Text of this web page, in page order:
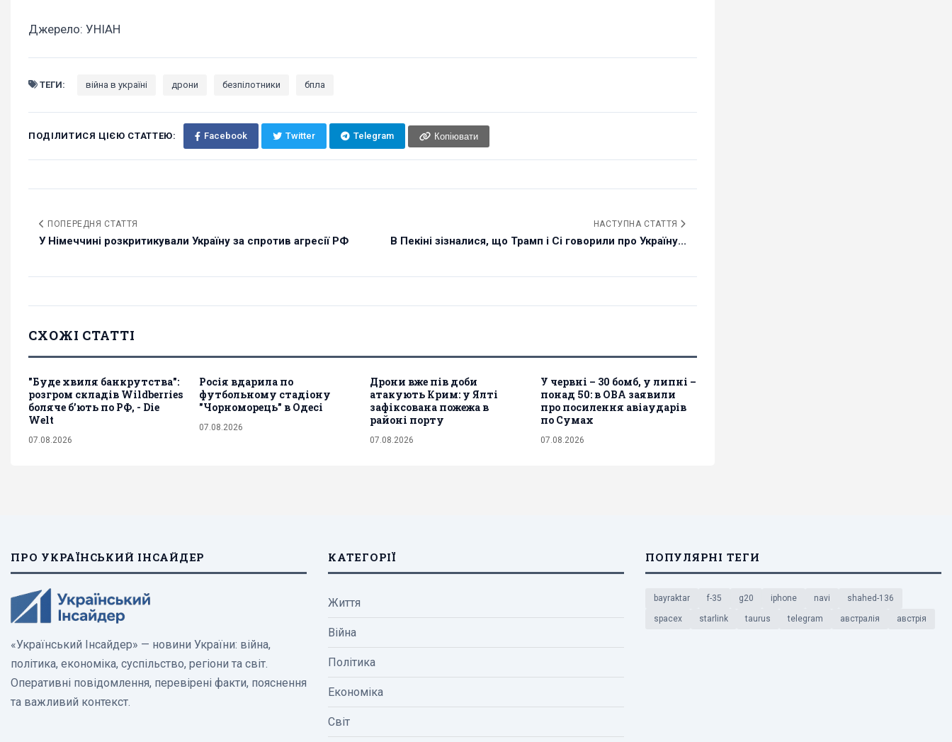
Джерело: УНІАН
ТЕГИ: війна в україні дрони безпілотники бпла
ПОДІЛИТИСЯ ЦІЄЮ СТАТТЕЮ: Facebook Twitter Telegram Копіювати
ПОПЕРЕДНЯ СТАТТЯ
У Німеччині розкритикували Україну за спротив агресії РФ
НАСТУПНА СТАТТЯ
В Пекіні зізналися, що Трамп і Сі говорили про Україну...
СХОЖІ СТАТТІ
"Буде хвиля банкрутства":
розгром складів Wildberries
боляче бʼють по РФ, - Die
Welt
07.08.2026
Росія вдарила по
футбольному стадіону
"Чорноморець" в Одесі
07.08.2026
Дрони вже пів доби
атакують Крим: у Ялті
зафіксована пожежа в
районі порту
07.08.2026
У червні – 30 бомб, у липні –
понад 50: в ОВА заявили
про посилення авіаударів
по Сумах
07.08.2026
ПРО УКРАЇНСЬКИЙ ІНСАЙДЕР
«Український Інсайдер» — новини України: війна,
політика, економіка, суспільство, регіони та світ.
Оперативні повідомлення, перевірені факти, пояснення
та важливий контекст.
КАТЕГОРІЇ
Життя
Війна
Політика
Економіка
Світ
ПОПУЛЯРНІ ТЕГИ
bayraktar f-35 g20 iphone navi shahed-136
spacex starlink taurus telegram австралія австрія